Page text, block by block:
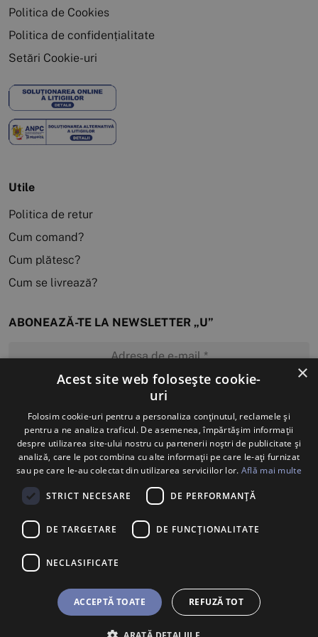
Politica de Cookies
Politica de confidențialitate
Setări Cookie-uri
Utile
Politica de retur
Cum comand?
Cum plătesc?
Cum se livrează?
ABONEAZĂ-TE LA NEWSLETTER „U”
MĂ ABONEZ
×
Acest site web folosește cookie-
uri
Folosim cookie-uri pentru a personaliza conținutul, reclamele și
pentru a ne analiza traficul. De asemenea, împărtășim informații
despre utilizarea site-ului nostru cu partenerii noștri de publicitate și
analiză, care le pot combina cu alte informații pe care le-ați furnizat
sau pe care le-au colectat din utilizarea serviciilor lor. Află mai multe
STRICT NECESARE DE PERFORMANȚĂ
DE TARGETARE DE FUNCŢIONALITATE
NECLASIFICATE
ACCEPTĂ TOATE REFUZĂ TOT